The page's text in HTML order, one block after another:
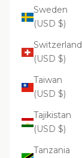
Sweden
(USD $)
Switzerland
(USD $)
Taiwan
(USD $)
Tajikistan
(USD $)
Tanzania